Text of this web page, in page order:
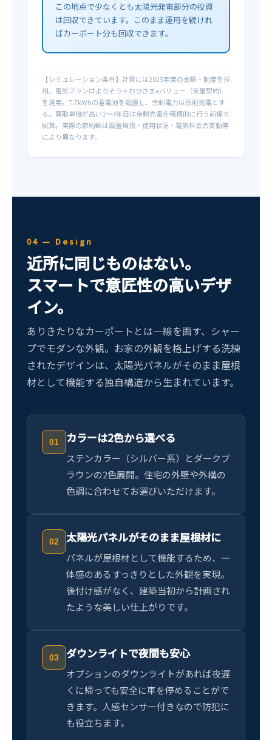
この地点で少なくとも太陽光発電部分の投資
は回収できています。このまま運用を続けれ
ばカーポート分も回収できます。
【シミュレーション条件】計算には2025年度の金額・制度を採
用。電気プランはよりそう＋おひさまeバリュー（実量契約）
を適用。7.7kWhの蓄電池を設置し、余剰電力は原則売電とす
る。買取単価が高い1〜4年目は余剰売電を積極的に行う前提で
試算。実際の節約額は設置環境・使用状況・電気料金の変動等
により異なります。
04 — Design
近所に同じものはない。
スマートで意匠性の高いデザ
イン。
ありきたりなカーポートとは一線を画す、シャー
プでモダンな外観。お家の外観を格上げする洗練
されたデザインは、太陽光パネルがそのまま屋根
材として機能する独自構造から生まれています。
01 カラーは2色から選べる
ステンカラー（シルバー系）とダークブ
ラウンの2色展開。住宅の外壁や外構の
色調に合わせてお選びいただけます。
02 太陽光パネルがそのまま屋根材に
パネルが屋根材として機能するため、一
体感のあるすっきりとした外観を実現。
後付け感がなく、建築当初から計画され
たような美しい仕上がりです。
03 ダウンライトで夜間も安心
オプションのダウンライトがあれば夜遅
くに帰っても安全に車を停めることがで
きます。人感センサー付きなので防犯に
も役立ちます。